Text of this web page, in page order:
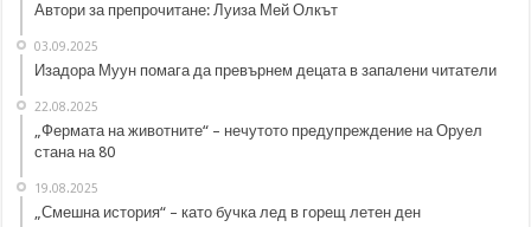
Автори за препрочитане: Луиза Мей Олкът
03.09.2025
Изадора Муун помага да превърнем децата в запалени читатели
22.08.2025
„Фермата на животните“ – нечутото предупреждение на Оруел
стана на 80
19.08.2025
„Смешна история“ – като бучка лед в горещ летен ден